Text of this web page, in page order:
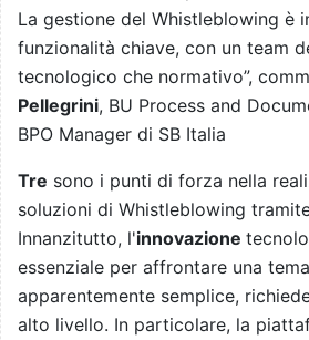
La gestione del Whistleblowing è
funzionalità chiave, con un team
tecnologico che normativo”,
Pellegrini, BU Process and
BPO Manager di SB Italia
Tre sono i punti di forza nella
soluzioni di Whistleblowing
Innanzitutto, l'innovazione
essenziale per affrontare una
apparentemente semplice,
alto livello. In particolare, la